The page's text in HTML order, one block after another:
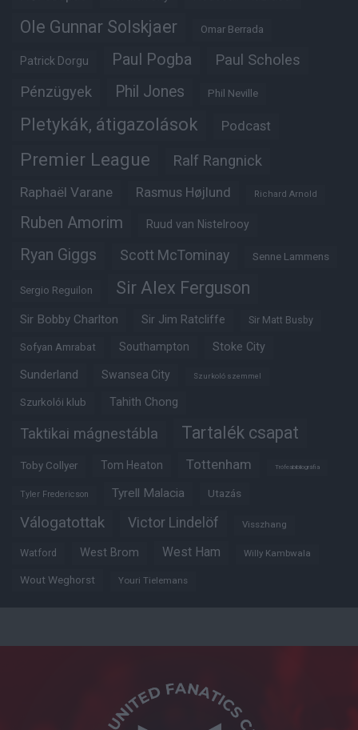
Ole Gunnar Solskjaer Omar Berrada
Patrick Dorgu Paul Pogba Paul Scholes
Pénzügyek Phil Jones Phil Neville
Pletykák, átigazolások Podcast
Premier League Ralf Rangnick
Raphaël Varane Rasmus Højlund Richard Arnold
Ruben Amorim Ruud van Nistelrooy
Ryan Giggs Scott McTominay Senne Lammens
Sergio Reguilon Sir Alex Ferguson
Sir Bobby Charlton Sir Jim Ratcliffe Sir Matt Busby
Sofyan Amrabat Southampton Stoke City
Sunderland Swansea City Szurkoló szemmel
Szurkolói klub Tahith Chong
Taktikai mágnestábla Tartalék csapat
Toby Collyer Tom Heaton Tottenham Trófeabibliográfia
Tyler Fredericson Tyrell Malacia Utazás
Válogatottak Victor Lindelöf Visszhang
Watford West Brom West Ham Willy Kambwala
Wout Weghorst Youri Tielemans